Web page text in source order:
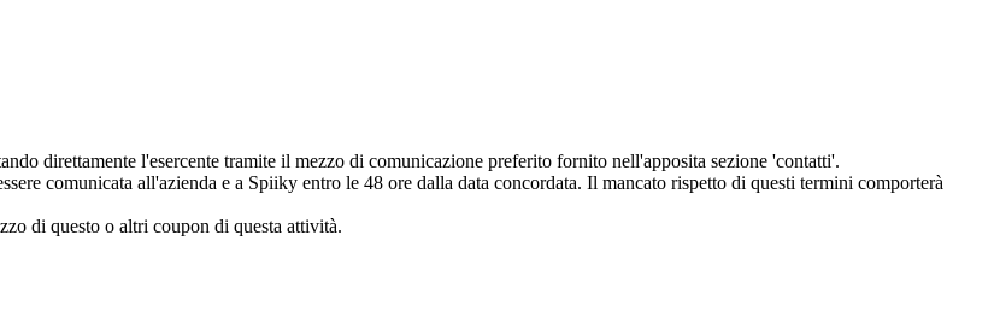
direttamente l'esercente tramite il mezzo di comunicazione preferito fornito nell'apposita sezione 'contatti'.
comunicata all'azienda e a Spiiky entro le 48 ore dalla data concordata. Il mancato rispetto di questi termini comporterà
di questo o altri coupon di questa attività.